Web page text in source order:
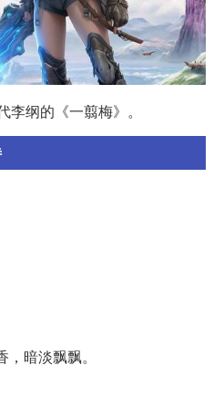
李纲的《一翦梅》。
暗淡飘飘。